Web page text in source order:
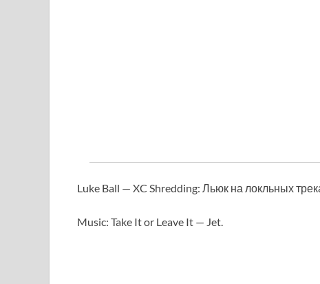
Luke Ball — XC Shredding: Льюк на локльных
Music: Take It or Leave It — Jet.